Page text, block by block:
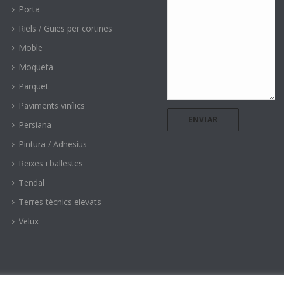
Porta
Riels / Guies per cortines
Moble
Moqueta
Parquet
Paviments vinílics
Persiana
Pintura / Adhesius
Reixes i ballestes
Tendal
Terres tècnics elevats
Velux